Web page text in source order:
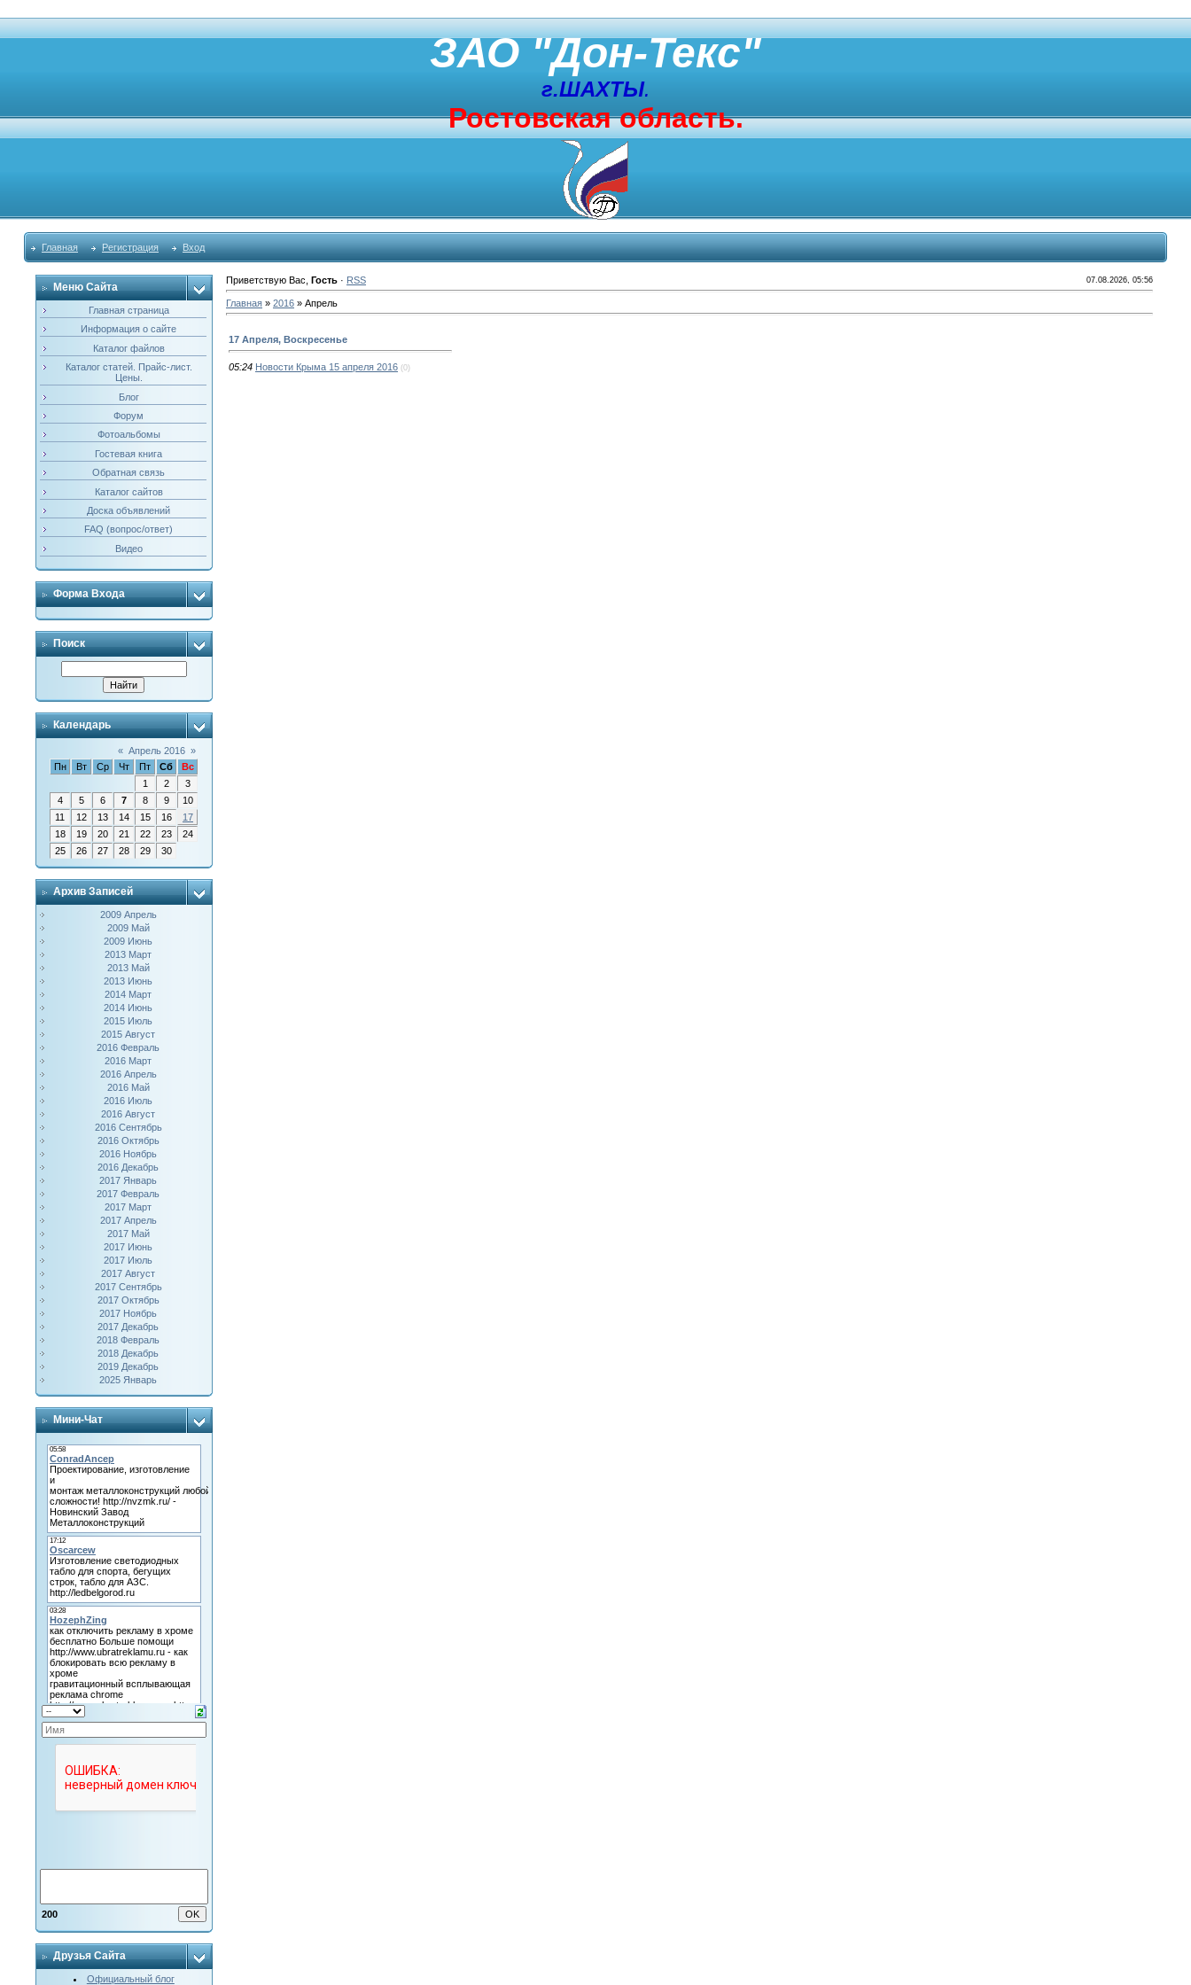
ЗАО "Дон-Текс"
г.ШАХТЫ.
Ростовская область.
Главная Регистрация Вход
Меню Сайта
Главная страница
Информация о сайте
Каталог файлов
Каталог статей. Прайс-лист.
Цены.
Блог
Форум
Фотоальбомы
Гостевая книга
Обратная связь
Каталог сайтов
Доска объявлений
FAQ (вопрос/ответ)
Видео
Форма Входа
Поиск
Календарь
« Апрель 2016 »
Пн
Вт Ср Чт Пт Сб
Вс
1
2
3
4
5 6 7 8 9
10
11
12 13 14 15 16
17
18
19 20 21 22 23
24
25
26 27 28 29 30
Архив Записей
2009 Апрель
2009 Май
2009 Июнь
2013 Март
2013 Май
2013 Июнь
2014 Март
2014 Июнь
2015 Июль
2015 Август
2016 Февраль
2016 Март
2016 Апрель
2016 Май
2016 Июль
2016 Август
2016 Сентябрь
2016 Октябрь
2016 Ноябрь
2016 Декабрь
2017 Январь
2017 Февраль
2017 Март
2017 Апрель
2017 Май
2017 Июнь
2017 Июль
2017 Август
2017 Сентябрь
2017 Октябрь
2017 Ноябрь
2017 Декабрь
2018 Февраль
2018 Декабрь
2019 Декабрь
2025 Январь
Мини-Чат
200
Друзья Сайта
Официальный блог
Приветствую Вас Гость· RSS 07.08.2026, 05:56
Главная» 2016 » Апрель
17 Апреля, Воскресенье
05:24 Новости Крыма 15 апреля 2016 (0)